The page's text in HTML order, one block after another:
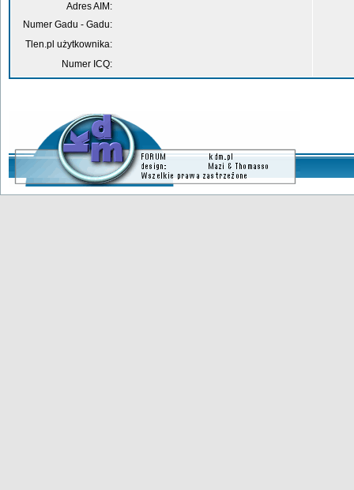
Adres AIM:
Numer Gadu - Gadu:
Tlen.pl użytkownika:
Numer ICQ: